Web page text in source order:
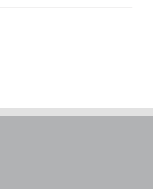
selon